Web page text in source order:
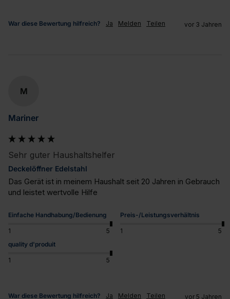
War diese Bewertung hilfreich? Ja Melden Teilen vor 3 Jahren
M
Mariner
Sehr guter Haushaltshelfer
Deckelöffner Edelstahl
Das Gerät ist in meinem Haushalt seit 20 Jahren in Gebrauch
und leistet wertvolle Hilfe
Einfache Handhabung/Bedienung
1 5
Preis-/Leistungsverhältnis
1
5
quality d'produit
1 5
War diese Bewertung hilfreich? Ja Melden Teilen vor 5 Jahren